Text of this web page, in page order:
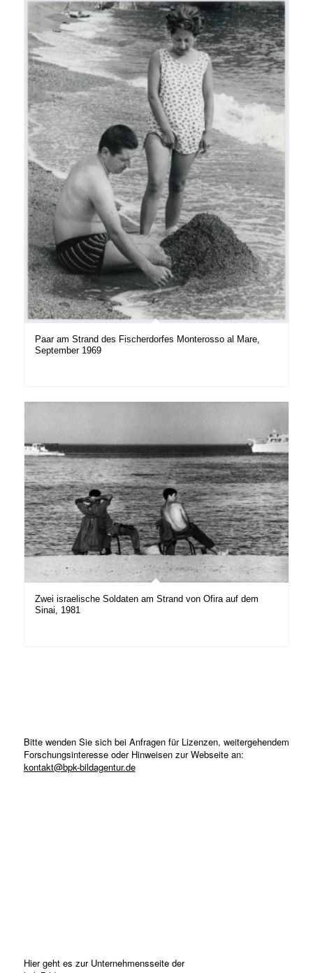
Paar am Strand des Fischerdorfes Monterosso al Mare,
September 1969
Zwei israelische Soldaten am Strand von Ofira auf dem
Sinai, 1981
Bitte wenden Sie sich bei Anfragen für Lizenzen, weitergehendem
Forschungsinteresse oder Hinweisen zur Webseite an:
kontakt@bpk-bildagentur.de
Hier geht es zur Unternehmensseite der